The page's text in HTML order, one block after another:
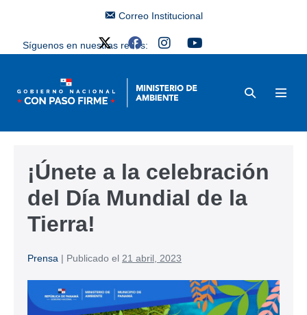
Correo Institucional
Síguenos en nuestras redes:
¡Únete a la celebración
del Día Mundial de la
Tierra!
Prensa | Publicado el 21 abril, 2023